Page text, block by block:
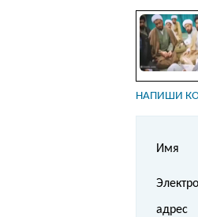
НАПИШИ
Имя
адрес